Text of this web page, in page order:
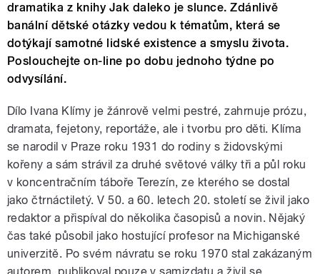
dramatika z knihy Jak daleko je slunce. Zdánlivě
banální dětské otázky vedou k tématům, která se
dotýkají samotné lidské existence a smyslu života.
Poslouchejte on-line po dobu jednoho týdne po
odvysílání.
Dílo Ivana Klímy je žánrově velmi pestré, zahrnuje prózu,
dramata, fejetony, reportáže, ale i tvorbu pro děti. Klíma
se narodil v Praze roku 1931 do rodiny s židovskými
kořeny a sám strávil za druhé světové války tři a půl roku
v koncentračním táboře Terezín, ze kterého se dostal
jako čtrnáctiletý. V 50. a 60. letech 20. století se živil jako
redaktor a přispíval do několika časopisů a novin. Nějaký
čas také působil jako hostující profesor na Michiganské
univerzitě. Po svém návratu se roku 1970 stal zakázaným